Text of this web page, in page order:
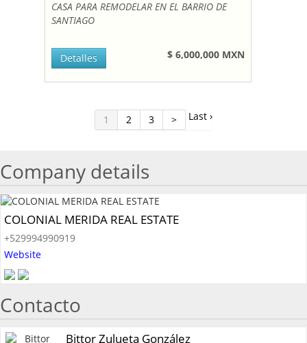
CASA PARA REMODELAR EN EL BARRIO DE
SANTIAGO
$ 6,000,000 MXN
Detalles
1 2 3 > Last ›
Company details
COLONIAL MERIDA REAL ESTATE
+529994990919
Website
Contacto
Bittor Zulueta González